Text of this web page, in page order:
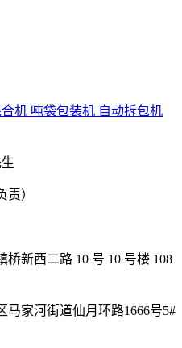
机 吨袋包装机 自动拆包机
责）
新西二路 10 号 10 号楼 108
家河街道仙月环路1666号5#